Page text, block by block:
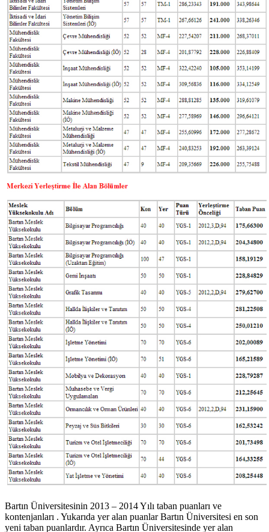
Bartın Üniversitesinin 2013 – 2014 Yılı taban puanları ve
kontenjanları . Yukarıda yer alan puanlar Bartın Üniversitesi en son
yeni taban puanlardır. Ayrıca Bartın Üniversitesinde yer alan